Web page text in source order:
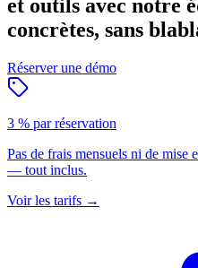
et outils avec notre
concrètes, sans
Réserver une démo
3 % par réservation
Pas de frais mensuels ni de mise
— tout inclus.
Voir les tarifs →